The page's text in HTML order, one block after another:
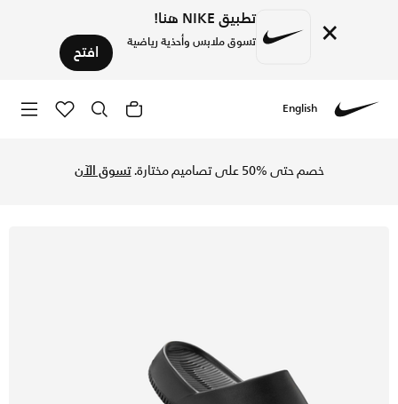
× تطبيق NIKE هنا!
تسوق ملابس وأحذية رياضية افتح
English
خصم حتى %50 على تصاميم مختارة. تسوق الآن